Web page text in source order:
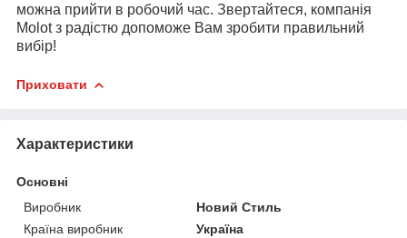
можна прийти в робочий час. Звертайтеся, компанія
Molot з радістю допоможе Вам зробити правильний
вибір!
Приховати
Характеристики
Основні
Виробник
Новий Стиль
Країна виробник
Україна